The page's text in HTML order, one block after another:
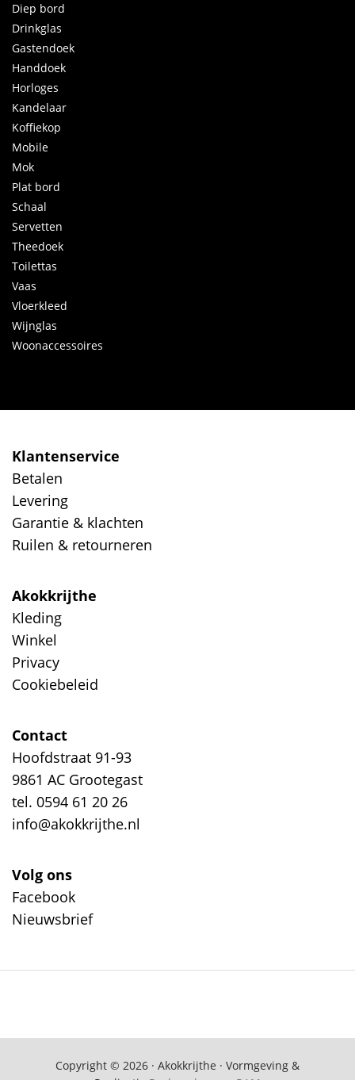
Diep bord
Drinkglas
Gastendoek
Handdoek
Horloges
Kandelaar
Koffiekop
Mobile
Mok
Plat bord
Schaal
Servetten
Theedoek
Toilettas
Vaas
Vloerkleed
Wijnglas
Woonaccessoires
Klantenservice
Betalen
Levering
Garantie & klachten
Ruilen & retourneren
Akokkrijthe
Kleding
Winkel
Privacy
Cookiebeleid
Contact
Hoofdstraat 91-93
9861 AC Grootegast
tel. 0594 61 20 26
info@akokkrijthe.nl
Volg ons
Facebook
Nieuwsbrief
Copyright © 2026 · Akokkrijthe · Vormgeving &